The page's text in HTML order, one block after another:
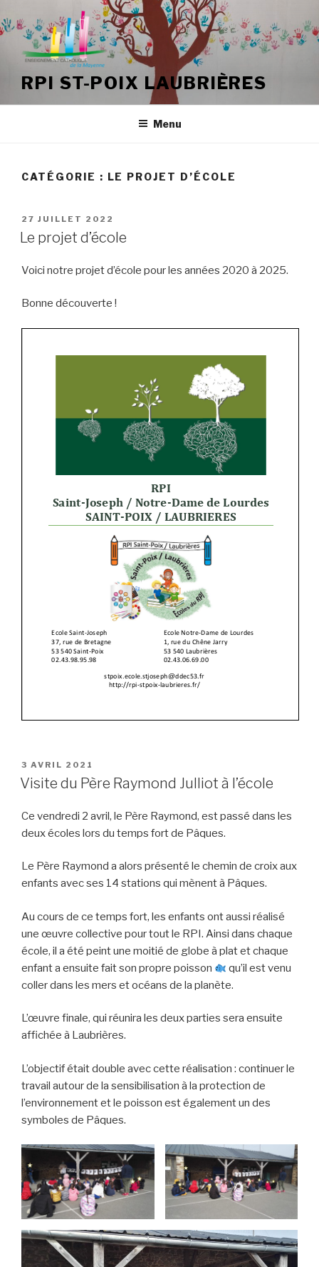
au
contenu
principal
RPI ST-POIX LAUBRIÈRES
Menu
CATÉGORIE : LE PROJET D’ÉCOLE
PUBLIÉ
LE
27 JUILLET 2022
Le projet d’école
Voici notre projet d’école pour les années 2020 à 2025.
Bonne découverte !
PUBLIÉ
LE
3 AVRIL 2021
Visite du Père Raymond Julliot à l’école
Ce vendredi 2 avril, le Père Raymond, est passé dans les
deux écoles lors du temps fort de Pâques.
Le Père Raymond a alors présenté le chemin de croix aux
enfants avec ses 14 stations qui mènent à Pâques.
Au cours de ce temps fort, les enfants ont aussi réalisé
une œuvre collective pour tout le RPI. Ainsi dans chaque
école, il a été peint une moitié de globe à plat et chaque
enfant a ensuite fait son propre poisson
qu’il est venu
coller dans les mers et océans de la planète.
L’œuvre finale, qui réunira les deux parties sera ensuite
affichée à Laubrières.
L’objectif était double avec cette réalisation : continuer le
travail autour de la sensibilisation à la protection de
l’environnement et le poisson est également un des
symboles de Pâques.